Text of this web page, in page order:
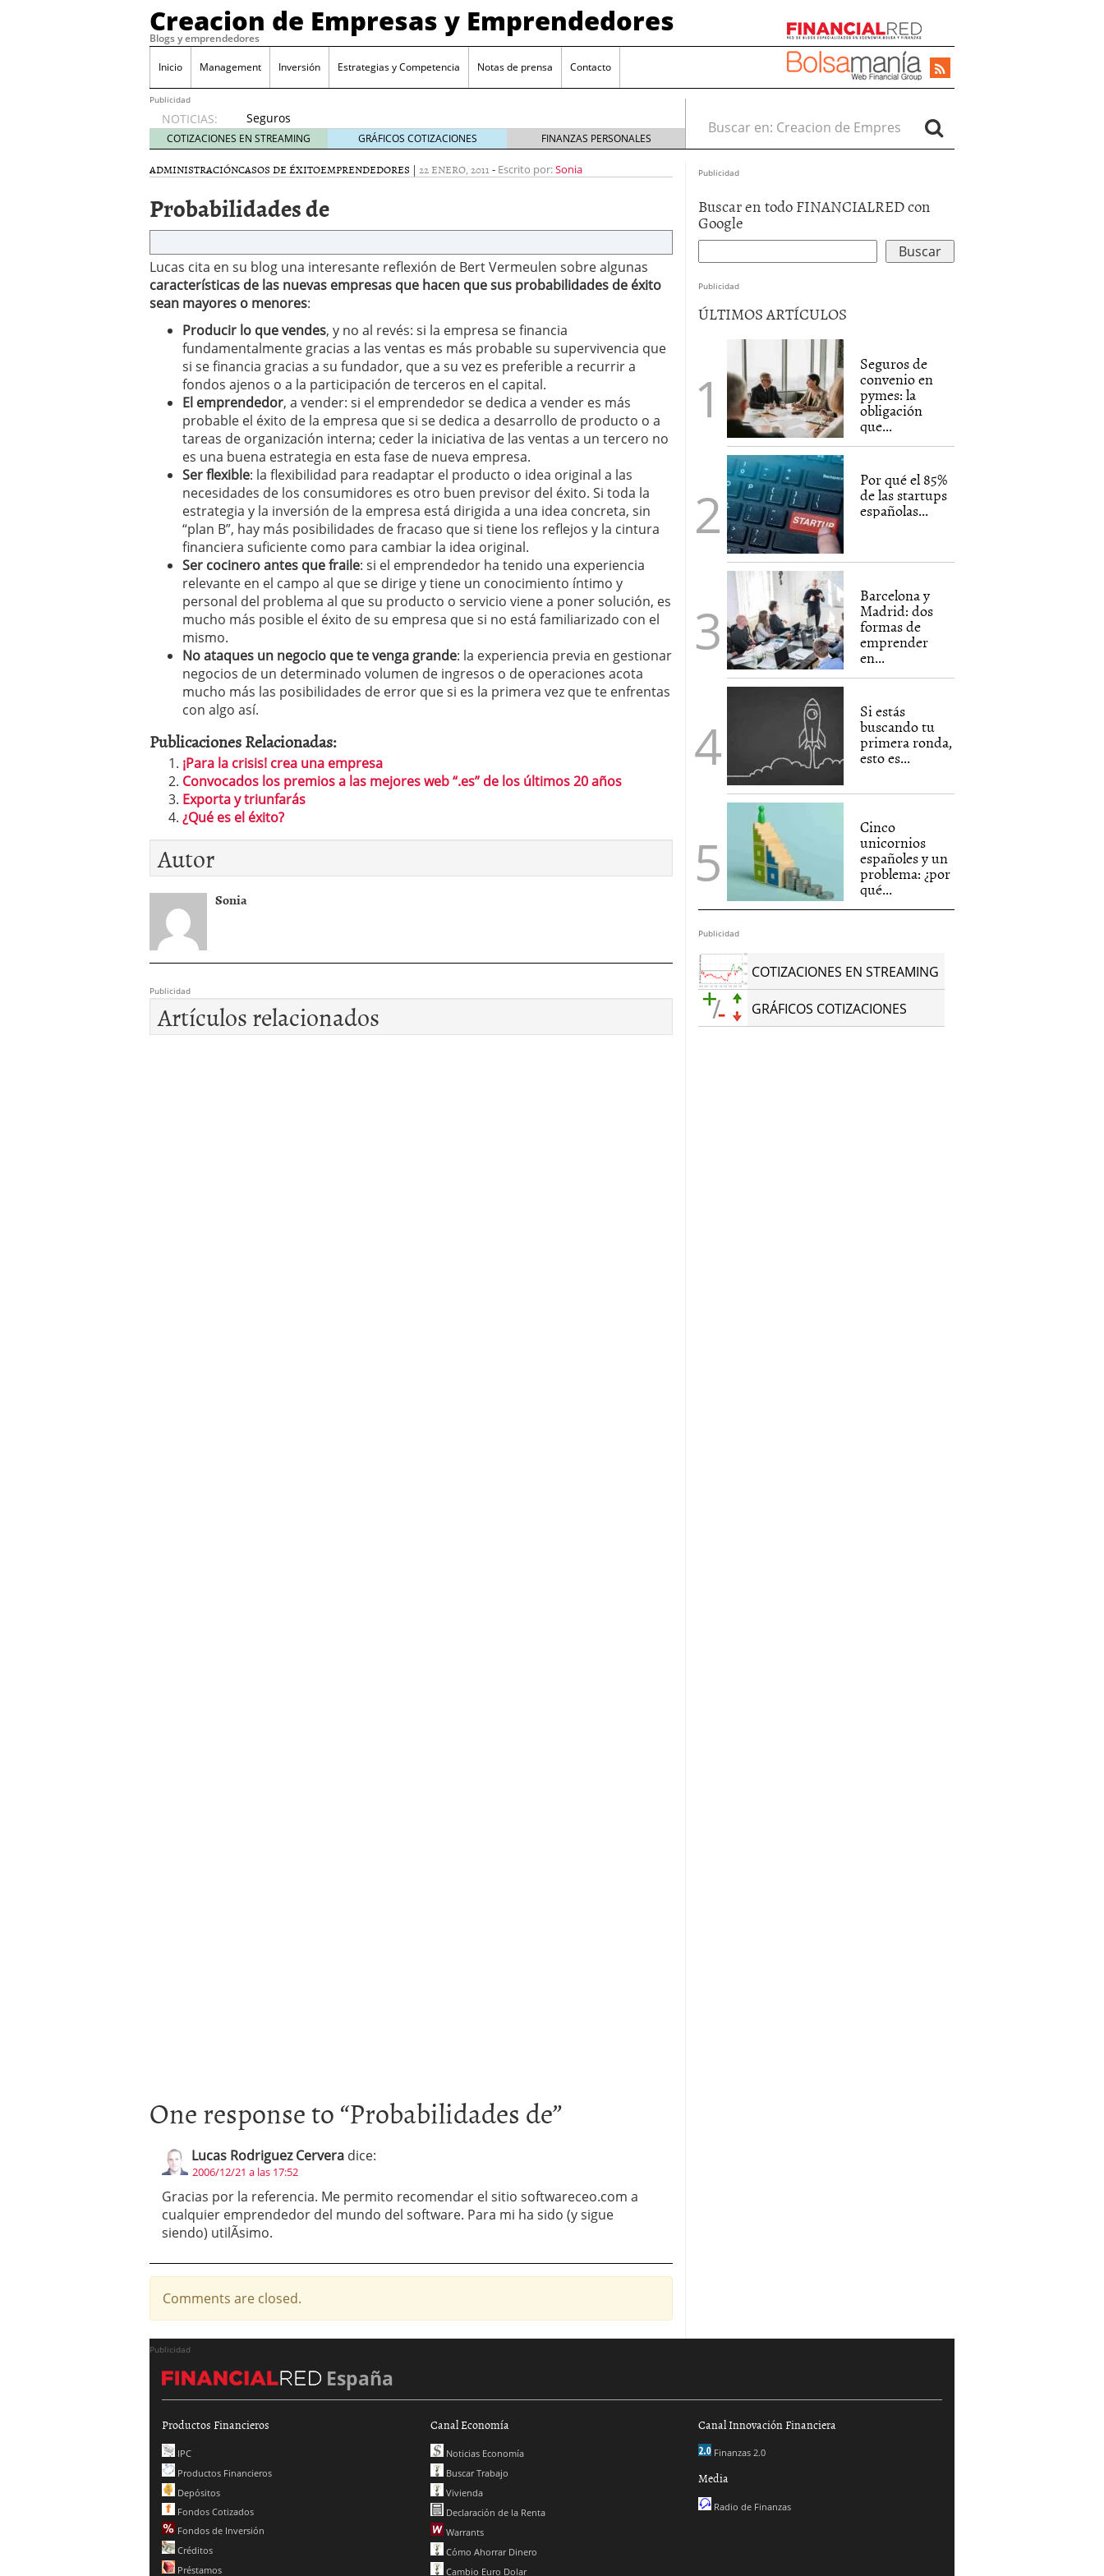
Creacion de Empresas y Emprendedores
Blogs y emprendedores
Inicio Management Inversión Estrategias y Competencia Notas de prensa Contacto
Publicidad
NOTICIAS:
Seguros
de
convenio
en
la
obligación
que
empresas
descubren
cuando
demasiado
tarde
2026/07/20
Por qué el 85% de las startups españolas no llega a los tres años (y cómo
evitar ser una de ellas) 2026/02/28
Barcelona y Madrid: dos formas de emprender en el mismo país
2026/02/23
Si estás buscando tu primera ronda, esto es lo que los fondos quieren ver
en 2026 2026/02/16
Cinco unicornios españoles y un problema: ¿por qué no salen más?
2026/02/08
COTIZACIONES EN STREAMING GRÁFICOS COTIZACIONES FINANZAS PERSONALES
Buscar en:
ADMINISTRACIÓNCASOS DE ÉXITOEMPRENDEDORES | 22 ENERO, 2011 - Escrito por:Sonia
Probabilidades de
Lucas cita en su blog una interesante reflexión de Bert Vermeulen sobre algunas
características de las nuevas empresas que hacen que sus probabilidades de éxito
sean mayores o menores:
Producir lo que vendes, y no al revés: si la empresa se financia
fundamentalmente gracias a las ventas es más probable su supervivencia que
si se financia gracias a su fundador, que a su vez es preferible a recurrir a
fondos ajenos o a la participación de terceros en el capital.
El emprendedor, a vender: si el emprendedor se dedica a vender es más
probable el éxito de la empresa que si se dedica a desarrollo de producto o a
tareas de organización interna; ceder la iniciativa de las ventas a un tercero no
es una buena estrategia en esta fase de nueva empresa.
Ser flexible: la flexibilidad para readaptar el producto o idea original a las
necesidades de los consumidores es otro buen previsor del éxito. Si toda la
estrategia y la inversión de la empresa está dirigida a una idea concreta, sin
“plan B”, hay más posibilidades de fracaso que si tiene los reflejos y la cintura
financiera suficiente como para cambiar la idea original.
Ser cocinero antes que fraile: si el emprendedor ha tenido una experiencia
relevante en el campo al que se dirige y tiene un conocimiento íntimo y
personal del problema al que su producto o servicio viene a poner solución, es
mucho más posible el éxito de su empresa que si no está familiarizado con el
mismo.
No ataques un negocio que te venga grande: la experiencia previa en gestionar
negocios de un determinado volumen de ingresos o de operaciones acota
mucho más las posibilidades de error que si es la primera vez que te enfrentas
con algo así.
Publicaciones Relacionadas:
¡Para la crisis! crea una empresa
Convocados los premios a las mejores web “.es” de los últimos 20 años
Exporta y triunfarás
¿Qué es el éxito?
Autor
Sonia
Publicidad
Artículos relacionados
One response to “Probabilidades de”
Lucas Rodriguez Cervera dice:
2006/12/21 a las 17:52
Gracias por la referencia. Me permito recomendar el sitio softwareceo.com a
cualquier emprendedor del mundo del software. Para mi ha sido (y sigue
siendo) utilÃ­simo.
Comments are closed.
Publicidad
Buscar en todo FINANCIALRED con
Google
Publicidad
ÚLTIMOS ARTÍCULOS
Seguros de
convenio en
pymes: la
obligación
que...
Por qué el 85%
de las startups
españolas...
Barcelona y
Madrid: dos
formas de
emprender
en...
Si estás
buscando tu
primera ronda,
esto es...
Cinco
unicornios
españoles y un
problema: ¿por
qué...
Publicidad
COTIZACIONES EN STREAMING
GRÁFICOS COTIZACIONES
Publicidad
España
Productos Financieros
IPC
Productos Financieros
Depósitos
Fondos Cotizados
Fondos de Inversión
Créditos
Préstamos
Canal Economía
Noticias Economía
Buscar Trabajo
Vivienda
Declaración de la Renta
Warrants
Cómo Ahorrar Dinero
Cambio Euro Dolar
Canal Innovación Financiera
Finanzas 2.0
Media
Radio de Finanzas